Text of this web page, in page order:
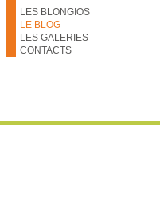
LES BLONGIOS
LE BLOG
LES GALERIES
CONTACTS